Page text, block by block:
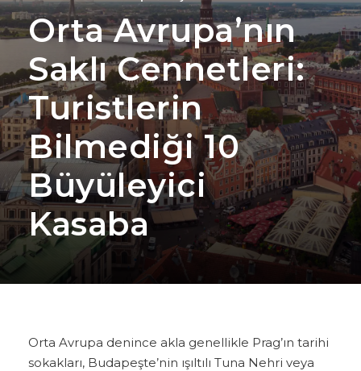
Orta Avrupa’nın
Saklı Cennetleri:
Turistlerin
Bilmediği 10
Büyüleyici
Kasaba
Orta Avrupa denince akla genellikle Prag’ın tarihi
sokakları, Budapeşte’nin ışıltılı Tuna Nehri veya